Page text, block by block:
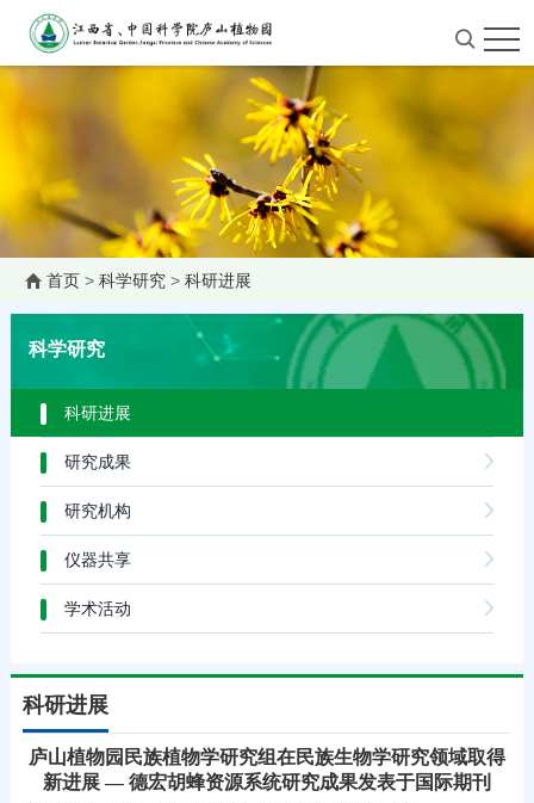
首页> 科学研究> 科研进展
科学研究
科研进展
研究成果
研究机构
仪器共享
学术活动
科研进展
庐山植物园民族植物学研究组在民族生物学研究领域取得
新进展 — 德宏胡蜂资源系统研究成果发表于国际期刊